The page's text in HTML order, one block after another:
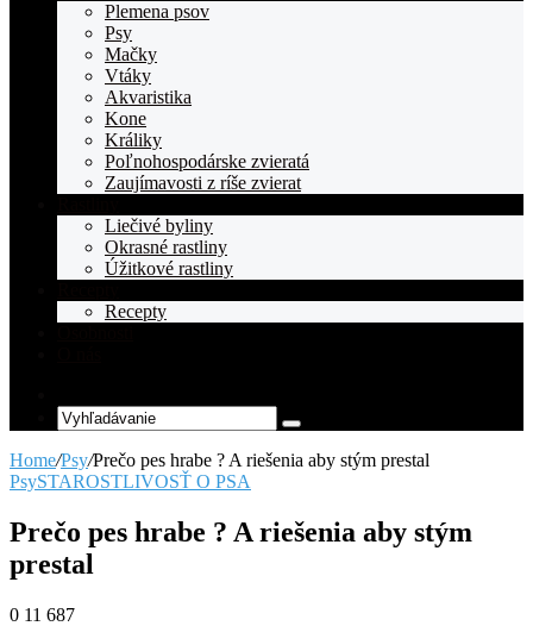
Plemena psov
Psy
Mačky
Vtáky
Akvaristika
Kone
Králiky
Poľnohospodárske zvieratá
Zaujímavosti z ríše zvierat
Liečivé byliny
Okrasné rastliny
Úžitkové rastliny
Recepty
Article
Vyhľadávanie
Home/Psy/Prečo pes hrabe ? A riešenia aby stým prestal
PsySTAROSTLIVOSŤ O PSA
Prečo pes hrabe ? A riešenia aby stým
prestal
0 11 687